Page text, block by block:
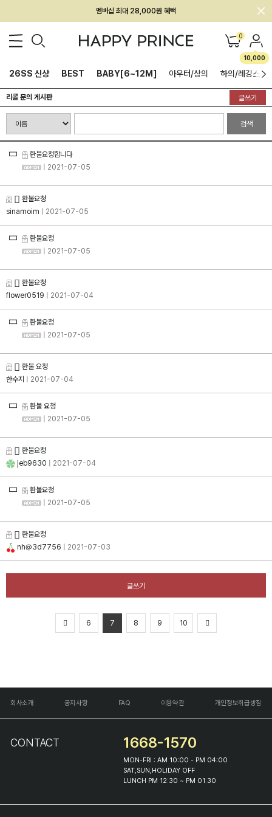
멤버십 최대 28,000원 혜택
0
10,000
26SS 신상 BEST BABY[6~12M] 아우터/상의 하의/레깅스
리콜 문의 게시판 글쓰기
검색
환불요청합니다
| 2021-07-05
환불요청
sinamoim
| 2021-07-05
환불요청
| 2021-07-05
환불요청
flower0519
| 2021-07-04
환불요청
| 2021-07-05
환불 요청
한수지
| 2021-07-04
환불 요청
| 2021-07-05
환불요청
jeb9630
| 2021-07-04
환불요청
| 2021-07-05
환불요청
nh@3d7756
| 2021-07-03
글쓰기
6 7 8 9 10
회사소개 공지사항 FAQ 이용약관 개인정보취급방침
CONTACT 1668-1570
MON-FRI : AM 10:00 - PM 04:00
SAT,SUN,HOLIDAY OFF
LUNCH PM 12:30 ~ PM 01:30